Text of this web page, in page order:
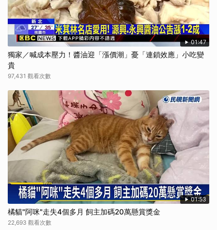
01:47
獨家／喊成本壓力！醬油迎「漲價潮」憂「連鎖效應」小吃變
貴
97,431 觀看次數
01:53
橘貓"阿咪"走失4個多月 飼主加碼20萬懸賞獎金
22,693 觀看次數